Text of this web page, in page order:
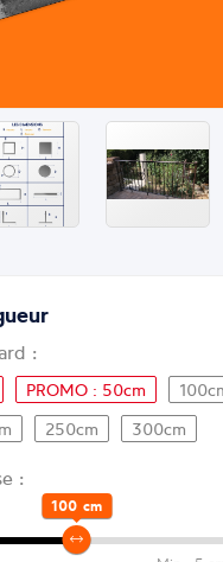
:
PROMO : 50cm
250cm 300cm
:
100 cm